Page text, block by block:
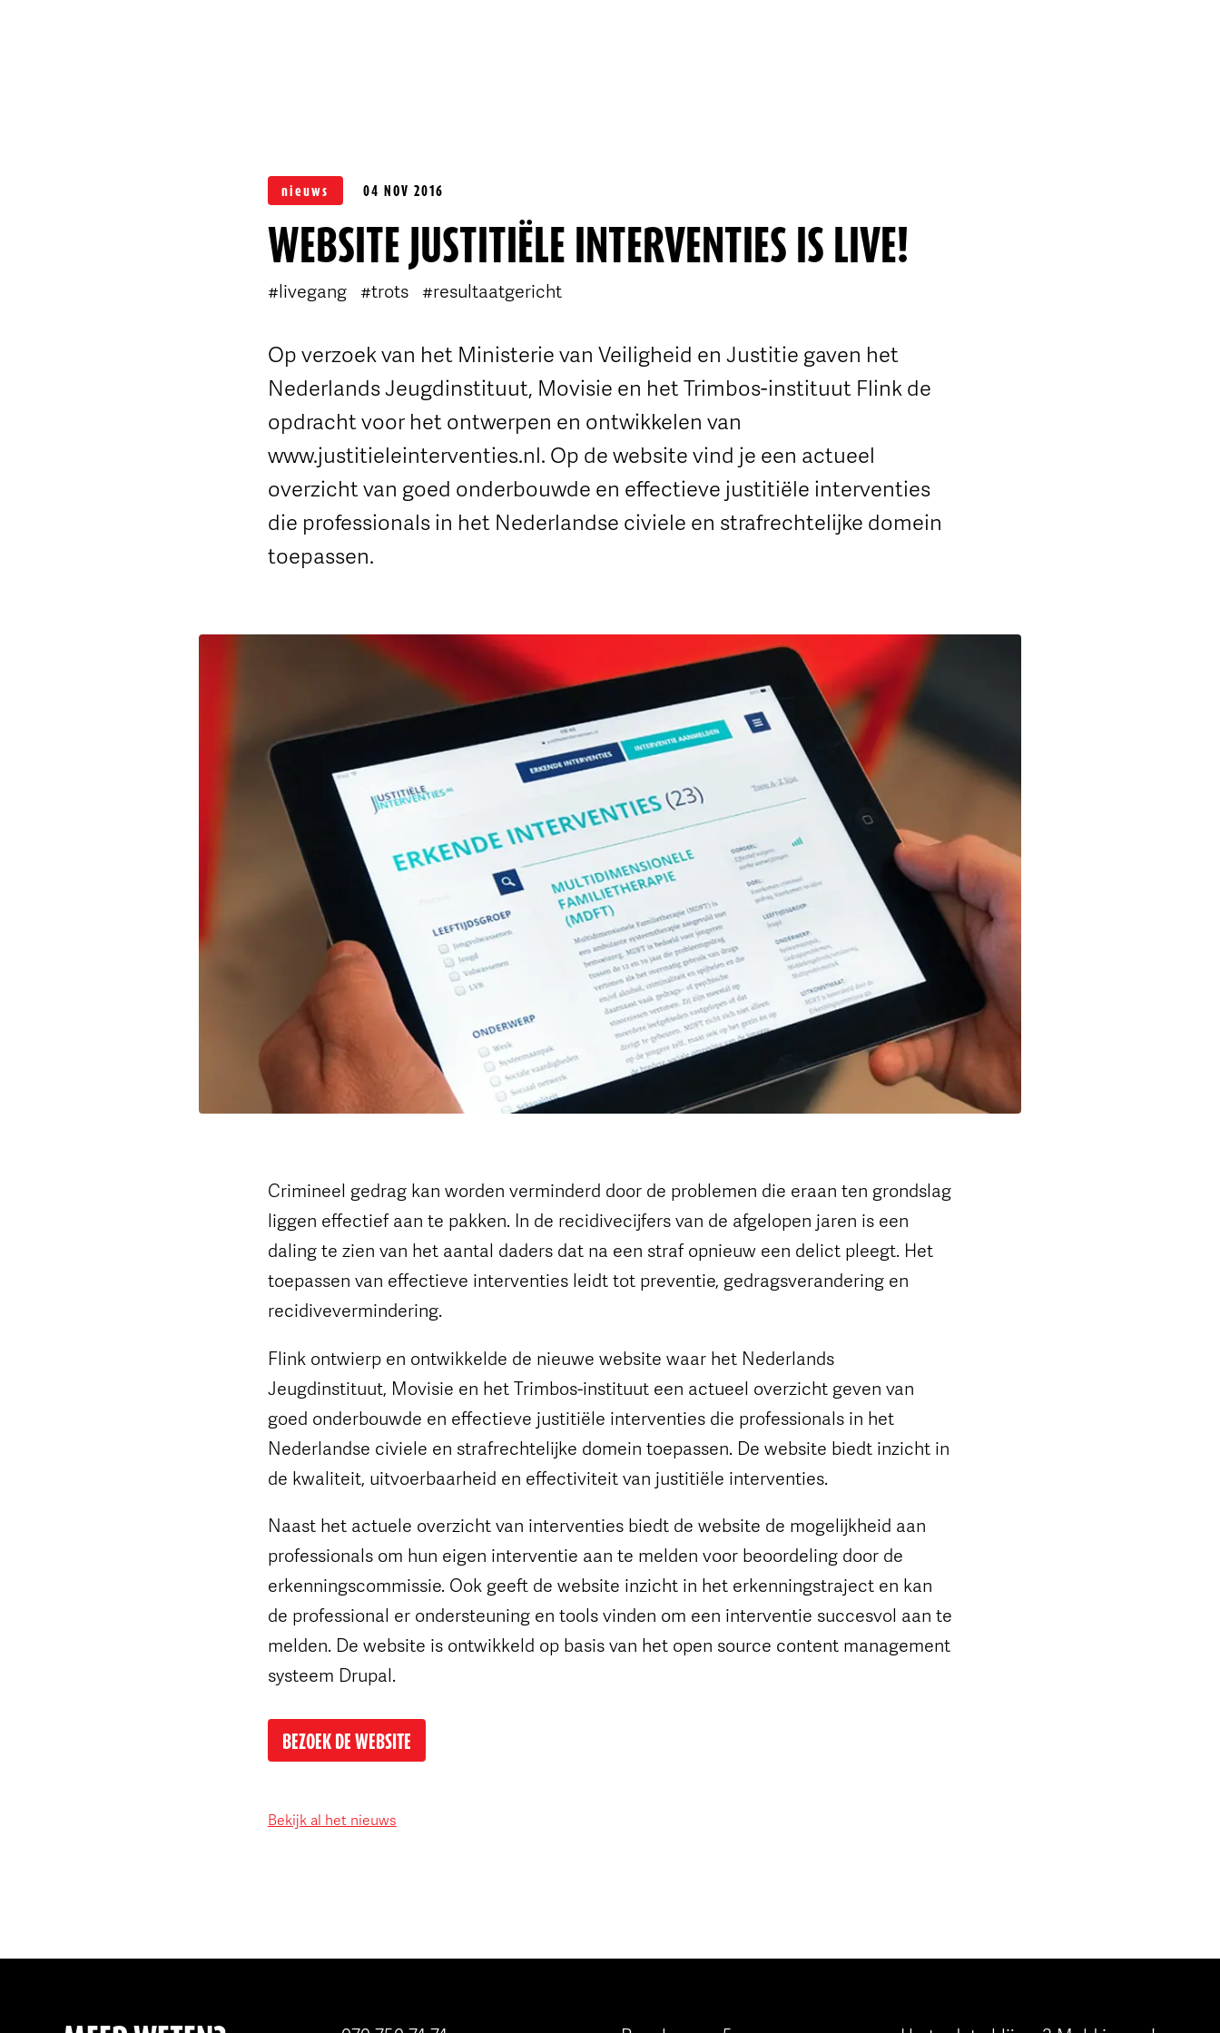
nieuws 04 NOV 2016
WEBSITE JUSTITIËLE INTERVENTIES IS LIVE!
#livegang #trots #resultaatgericht
Op verzoek van het Ministerie van Veiligheid en Justitie gaven het
Nederlands Jeugdinstituut, Movisie en het Trimbos-instituut Flink de
opdracht voor het ontwerpen en ontwikkelen van
www.justitieleinterventies.nl. Op de website vind je een actueel
overzicht van goed onderbouwde en effectieve justitiële interventies
die professionals in het Nederlandse civiele en strafrechtelijke domein
toepassen.
Crimineel gedrag kan worden verminderd door de problemen die eraan ten grondslag
liggen effectief aan te pakken. In de recidivecijfers van de afgelopen jaren is een
daling te zien van het aantal daders dat na een straf opnieuw een delict pleegt. Het
toepassen van effectieve interventies leidt tot preventie, gedragsverandering en
recidivevermindering.
Flink ontwierp en ontwikkelde de nieuwe website waar het Nederlands
Jeugdinstituut, Movisie en het Trimbos-instituut een actueel overzicht geven van
goed onderbouwde en effectieve justitiële interventies die professionals in het
Nederlandse civiele en strafrechtelijke domein toepassen. De website biedt inzicht in
de kwaliteit, uitvoerbaarheid en effectiviteit van justitiële interventies.
Naast het actuele overzicht van interventies biedt de website de mogelijkheid aan
professionals om hun eigen interventie aan te melden voor beoordeling door de
erkenningscommissie. Ook geeft de website inzicht in het erkenningstraject en kan
de professional er ondersteuning en tools vinden om een interventie succesvol aan te
melden. De website is ontwikkeld op basis van het open source content management
systeem Drupal.
BEZOEK DE WEBSITE
Bekijk al het nieuws